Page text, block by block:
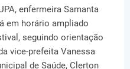
enfermeira Samanta
em horário ampliado
seguindo orientação
vice-prefeita Vanessa
de Saúde, Clerton